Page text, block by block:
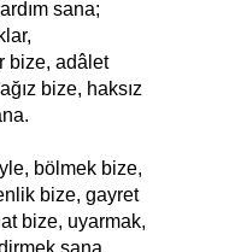
sana;
bize, adâlet
bize, haksız
bölmek bize,
bize, gayret
bize, uyarmak,
sana.